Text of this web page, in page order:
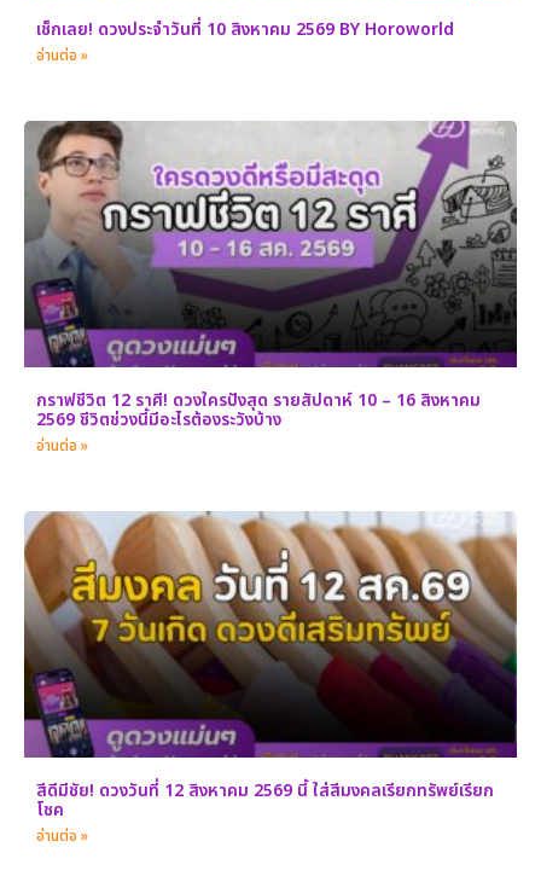
เช็กเลย! ดวงประจำวันที่ 10 สิงหาคม 2569 BY Horoworld
อ่านต่อ »
กราฟชีวิต 12 ราศี! ดวงใครปังสุด รายสัปดาห์ 10 – 16 สิงหาคม
2569 ชีวิตช่วงนี้มีอะไรต้องระวังบ้าง
อ่านต่อ »
สีดีมีชัย! ดวงวันที่ 12 สิงหาคม 2569 นี้ ใส่สีมงคลเรียกทรัพย์เรียก
โชค
อ่านต่อ »